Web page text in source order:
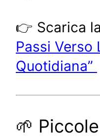
👉 Scarica
Passi Verso
Quotidiana”
🌱